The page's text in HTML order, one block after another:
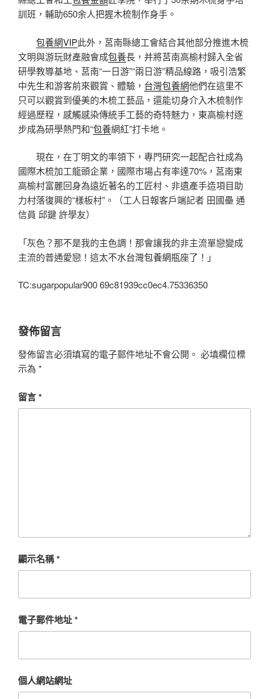
訓班，輔助650余人把握木梳制作身手。
包養網VIP此外，莒南縣總工會結合其他部分推進木梳
文明與游玩財產融會成包養長，并將莒南高榆村歸入全省
研學教導基地、莒南“一日游”“兩日游”精品線路，吸引浩繁
中先生和游客前來觀賞、體驗， 台灣包養網他們在這里不
只可以觀賞到優美的木梳工藝品，還能切身介入木梳制作
經過歷程，感觸感染傳統手工藝的奇特魅力，東高榆村逐
步成為研學熱門和“包養網紅”打卡地。
現在，在丁明文的率領下，專門研究一起配合社成為
國際木梳加工龍頭企業，國際市場占有率達70%，莒南東
高榆村富麗回身為遠近著名的工匠村、非遺產手造項目助
力村落復興的“樣板村”。（工人日報客戶端記者 田國壘 通
信員 邱鍵 許學友）
「灰色？那不是我的主色調！那會讓我的非主流單戀變成
主流的普通愛戀！這太不水台灣包養網瓶座了！」
TC:sugarpopular900 69c81939cc0ec4.75336350
發佈留言
發佈留言必須填寫的電子郵件地址不會公開。 必填欄位標
示為 *
留言*
顯示名稱*
電子郵件地址*
個人網站網址